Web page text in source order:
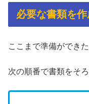
必要な書類を作
ここまで準備ができ
次の順番で書類をそ